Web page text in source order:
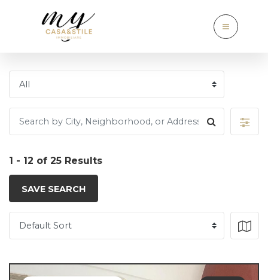
1 - 12 of 25 Results
SAVE SEARCH